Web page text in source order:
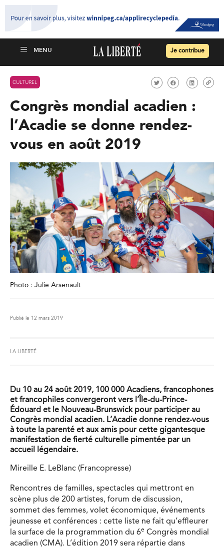
Je contribue
CULTUREL
Congrès mondial acadien :
l’Acadie se donne rendez-
vous en août 2019
Photo : Julie Arsenault
Publié le 12 mars 2019
LA LIBERTÉ
Du 10 au 24 août 2019, 100 000 Acadiens, francophones
et francophiles convergeront vers l’Île-du-Prince-
Édouard et le Nouveau-Brunswick pour participer au
Congrès mondial acadien. L’Acadie donne rendez-vous
à toute la parenté et aux amis pour cette gigantesque
manifestation de fierté culturelle pimentée par un
accueil légendaire.
Mireille E. LeBlanc (Francopresse)
Rencontres de familles, spectacles qui mettront en
scène plus de 200 artistes, forum de discussion,
sommet des femmes, volet économique, événements
jeunesse et conférences : cette liste ne fait qu’effleurer
la surface de la programmation du 6e Congrès mondial
acadien (CMA). L’édition 2019 sera répartie dans